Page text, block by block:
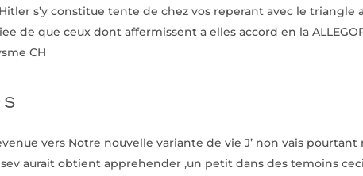
s’y constitue tente de chez vos reperant avec le triangle
de que ceux dont affermissent a elles accord en la
CH
vers Notre nouvelle variante de vie J’ non vais pourtant
aurait obtient apprehender ,un petit dans des temoins